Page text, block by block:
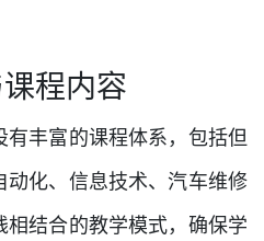
程内容
丰富的课程体系，包括但
动化、信息技术、汽车维修
结合的教学模式，确保学